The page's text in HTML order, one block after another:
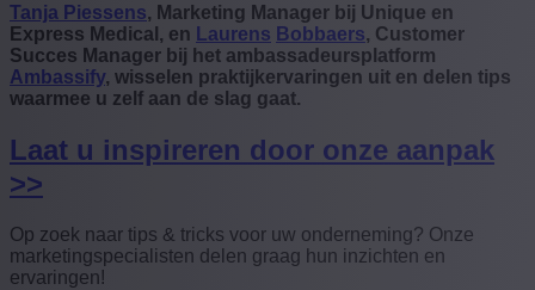
Tanja Piessens, Marketing Manager bij Unique en
Express Medical, en Laurens Bobbaers, Customer
Succes Manager bij het ambassadeursplatform
Ambassify, wisselen praktijkervaringen uit en delen tips
waarmee u zelf aan de slag gaat.
Laat u inspireren door onze aanpak
>>
Op zoek naar tips & tricks voor uw onderneming? Onze
marketingspecialisten delen graag hun inzichten en
ervaringen!